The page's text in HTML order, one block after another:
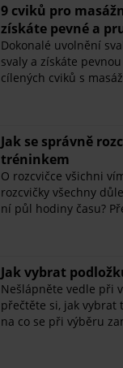
9 cviků pro
získáte pevné a
Dokonalé uvolnění
svaly a získáte
cílených cviků s
Jak se správně
tréninkem
O rozcvičce všichni
rozcvičky všechny
ní půl hodiny času?
Jak vybrat
Nešlápněte vedle při
přečtěte si, jak vybrat
na co se při výběru